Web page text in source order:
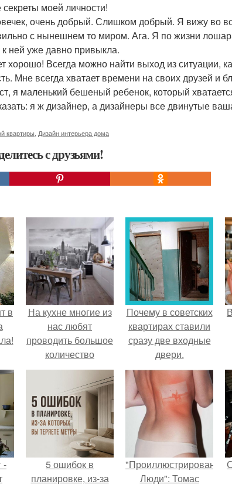
моей личности!
очень добрый. Слишком добрый. Я вижу во
с нынешнем то миром. Ага. Я по жизни
ней уже давно привыкла.
хорошо! Всегда можно найти выход из ситуации,
Мне всегда хватает времени на своих друзей и
я маленький бешеный ребенок, который
я ж дизайнер, а дизайнеры все двинутые
квартиры Дизайн интерьера дома
с друзьями!
в
На кухне многие из
нас любят
проводить большое
количество
времени.
Почему в советских
квартирах ставили
сразу две входные
двери.
-
5 ошибок в
планировке, из-за
"Проиллюстрированные
Люди": Томас